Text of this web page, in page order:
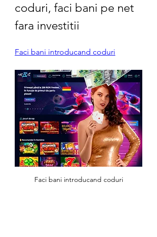
coduri, faci bani pe net
fara investitii
Faci bani introducand coduri
Faci bani introducand coduri